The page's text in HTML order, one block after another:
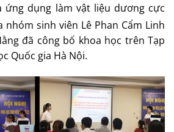
ứng dụng làm vật liệu dương cực
nhóm sinh viên Lê Phan Cẩm Linh
đã công bố khoa học trên Tạp
Quốc gia Hà Nội.